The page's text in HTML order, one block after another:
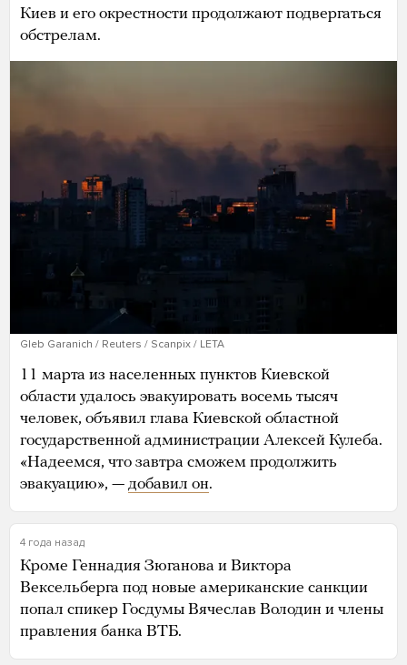
Киев и его окрестности продолжают подвергаться
обстрелам.
Gleb Garanich / Reuters / Scanpix / LETA
11 марта из населенных пунктов Киевской
области удалось эвакуировать восемь тысяч
человек, объявил глава Киевской областной
государственной администрации Алексей Кулеба.
«Надеемся, что завтра сможем продолжить
эвакуацию», — добавил он.
4 года назад
Кроме Геннадия Зюганова и Виктора
Вексельберга под новые американские санкции
попал спикер Госдумы Вячеслав Володин и члены
правления банка ВТБ.